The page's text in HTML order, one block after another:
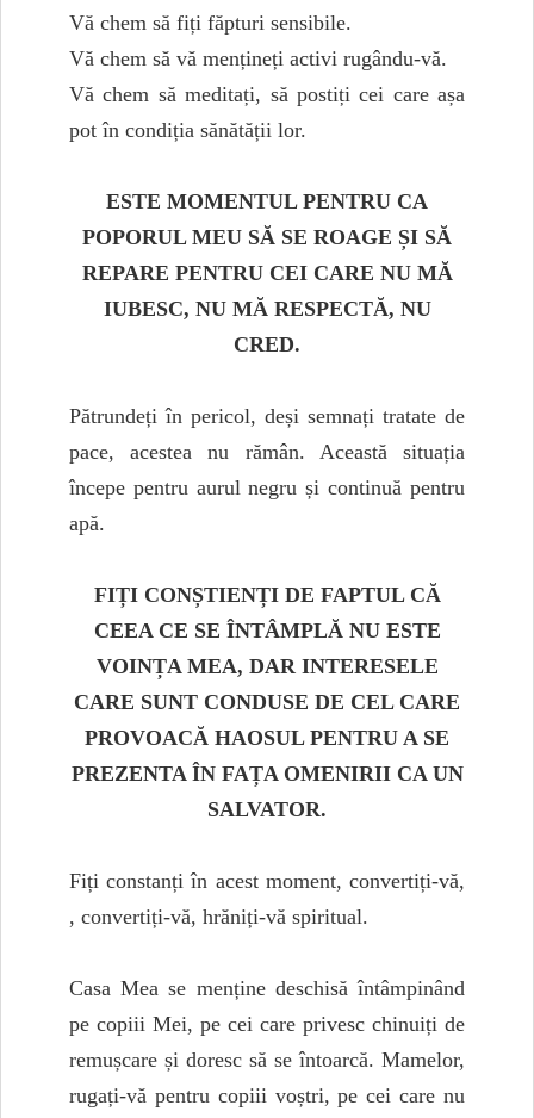
Vă chem să fiți făpturi sensibile.
Vă chem să vă mențineți activi rugându-vă.
Vă chem să meditați, să postiți cei care așa
pot în condiția sănătății lor.
ESTE MOMENTUL PENTRU CA
POPORUL MEU SĂ SE ROAGE ȘI SĂ
REPARE PENTRU CEI CARE NU MĂ
IUBESC, NU MĂ RESPECTĂ, NU
CRED.
Pătrundeți în pericol, deși semnați tratate de
pace, acestea nu rămân. Această situația
începe pentru aurul negru și continuă pentru
apă.
FIȚI CONȘTIENȚI DE FAPTUL CĂ
CEEA CE SE ÎNTÂMPLĂ NU ESTE
VOINȚA MEA, DAR INTERESELE
CARE SUNT CONDUSE DE CEL CARE
PROVOACĂ HAOSUL PENTRU A SE
PREZENTA ÎN FAȚA OMENIRII CA UN
SALVATOR.
Fiți constanți în acest moment, convertiți-vă,
, convertiți-vă, hrăniți-vă spiritual.
Casa Mea se menține deschisă întâmpinând
pe copiii Mei, pe cei care privesc chinuiți de
remușcare și doresc să se întoarcă. Mamelor,
rugați-vă pentru copiii voștri, pe cei care nu